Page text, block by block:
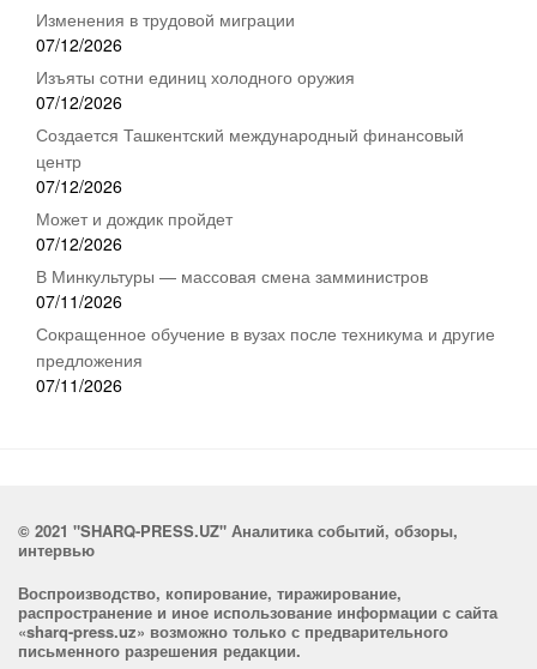
Изменения в трудовой миграции
07/12/2026
Изъяты сотни единиц холодного оружия
07/12/2026
Создается Ташкентский международный финансовый
центр
07/12/2026
Может и дождик пройдет
07/12/2026
В Минкультуры — массовая смена замминистров
07/11/2026
Сокращенное обучение в вузах после техникума и другие
предложения
07/11/2026
© 2021 "SHARQ-PRESS.UZ" Аналитика событий, обзоры,
интервью
Воспроизводство, копирование, тиражирование,
распространение и иное использование информации с сайта
«sharq-press.uz» возможно только с предварительного
письменного разрешения редакции.